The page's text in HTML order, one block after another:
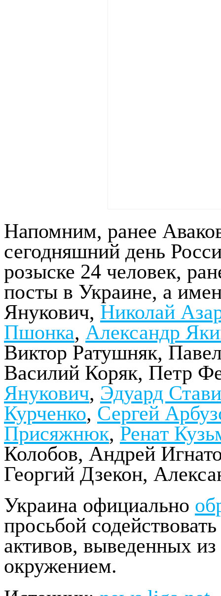
Напомним, ранее
сегодняшний день
розыске 24 человек,
посты в Украине, а
Янукович, Николай
Пшонка, Александр
Виктор Ратушняк,
Василий Коряк, Петр
Янукович, Эдуард
Курченко, Сергей
Присяжнюк, Ренат
Колобов, Андрей
Георгий Дзекон,
Украина официально
просьбой
активов, выведенных
окружением.